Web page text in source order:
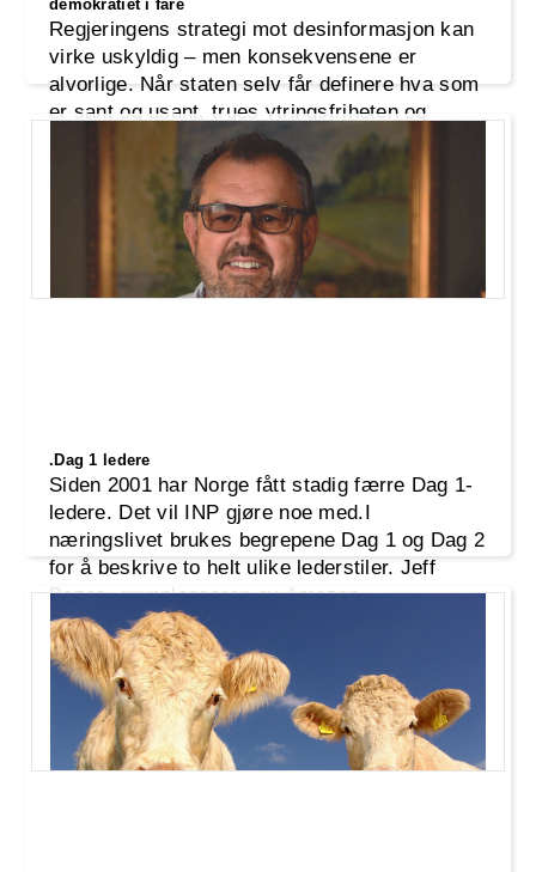
demokratiet i fare
Regjeringens strategi mot desinformasjon kan
virke uskyldig – men konsekvensene er
alvorlige. Når staten selv får definere hva som
er sant og usant, trues ytringsfriheten og
demokratiet. INP advarer mot en utvikling der
politisk sensur, overvåking og ensretting
erstatter åpen debatt. Et fritt samfunn trenger
frie meninger – ikke statlig meningskont
.Dag 1 ledere
Siden 2001 har Norge fått stadig færre Dag 1-
ledere. Det vil INP gjøre noe med.I
næringslivet brukes begrepene Dag 1 og Dag 2
for å beskrive to helt ulike lederstiler. Jeff
Bezos, grunnleggeren av Amazon,
populariserte dette skille.INP mener dette
skillet også forklarer mye av utviklingen i
norsk politikk siden stortingsvalget i 2001.